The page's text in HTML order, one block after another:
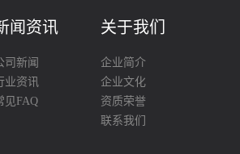
闻资讯
司新闻
业资讯
见FAQ
关于我们
企业简介
企业文化
资质荣誉
联系我们